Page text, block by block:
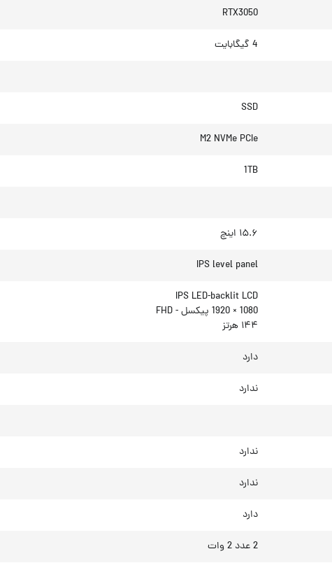
RTX3050
4 گیگابایت
SSD
M2 NVMe PCIe
1TB
۱۵.۶ اینچ
IPS level panel
IPS LED-backlit LCD
1080 × 1920 پیکسل - FHD
۱۴۴ هرتز
دارد
ندارد
ندارد
ندارد
دارد
2 عدد 2 وات